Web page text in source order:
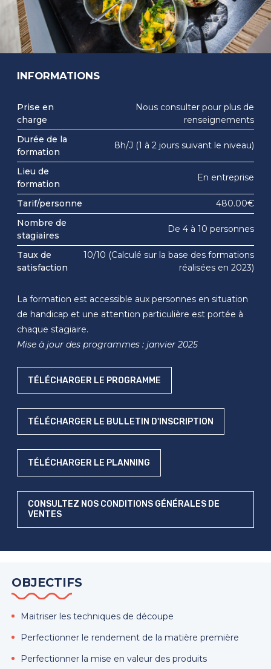
INFORMATIONS
Prise en
charge
Nous consulter pour plus de
renseignements
Durée de la
formation
8h/J (1 à 2 jours suivant le niveau)
Lieu de
formation
En entreprise
Tarif/personne
480.00€
Nombre de
stagiaires
De 4 à 10 personnes
Taux de
satisfaction
10/10 (Calculé sur la base des formations
réalisées en 2023)
La formation est accessible aux personnes en situation
de handicap et une attention particulière est portée à
chaque stagiaire.
Mise à jour des programmes : janvier 2025
TÉLÉCHARGER LE PROGRAMME
TÉLÉCHARGER LE BULLETIN D'INSCRIPTION
TÉLÉCHARGER LE PLANNING
CONSULTEZ NOS CONDITIONS GÉNÉRALES DE
VENTES
OBJECTIFS
Maitriser les techniques de découpe
Perfectionner le rendement de la matière première
Perfectionner la mise en valeur des produits